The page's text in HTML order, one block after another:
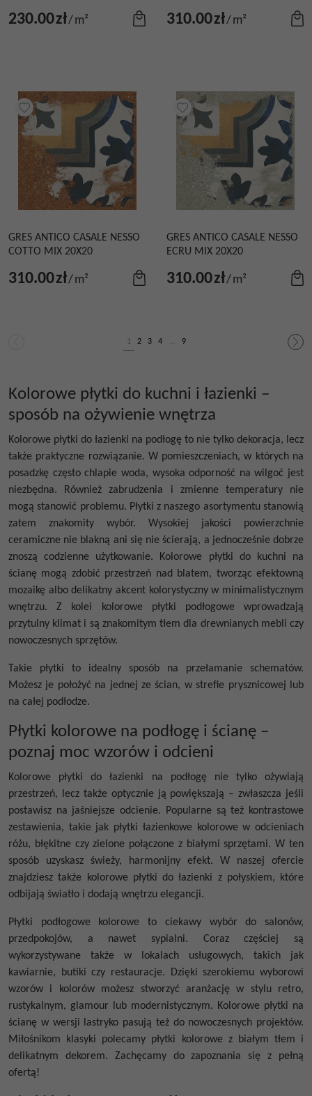
230.00zł/m² 310.00zł/m²
GRES ANTICO CASALE NESSO
COTTO MIX 20X20
310.00zł/m²
GRES ANTICO CASALE NESSO
ECRU MIX 20X20
310.00zł/m²
1 2 3 4 ... 9
Kolorowe płytki do kuchni i łazienki –
sposób na ożywienie wnętrza
Kolorowe płytki do łazienki na podłogę to nie tylko dekoracja, lecz
także praktyczne rozwiązanie. W pomieszczeniach, w których na
posadzkę często chlapie woda, wysoka odporność na wilgoć jest
niezbędna. Również zabrudzenia i zmienne temperatury nie
mogą stanowić problemu. Płytki z naszego asortymentu stanowią
zatem znakomity wybór. Wysokiej jakości powierzchnie
ceramiczne nie blakną ani się nie ścierają, a jednocześnie dobrze
znoszą codzienne użytkowanie. Kolorowe płytki do kuchni na
ścianę mogą zdobić przestrzeń nad blatem, tworząc efektowną
mozaikę albo delikatny akcent kolorystyczny w minimalistycznym
wnętrzu. Z kolei kolorowe płytki podłogowe wprowadzają
przytulny klimat i są znakomitym tłem dla drewnianych mebli czy
nowoczesnych sprzętów.
Takie płytki to idealny sposób na przełamanie schematów.
Możesz je położyć na jednej ze ścian, w strefie prysznicowej lub
na całej podłodze.
Płytki kolorowe na podłogę i ścianę –
poznaj moc wzorów i odcieni
Kolorowe płytki do łazienki na podłogę nie tylko ożywiają
przestrzeń, lecz także optycznie ją powiększają – zwłaszcza jeśli
postawisz na jaśniejsze odcienie. Popularne są też kontrastowe
zestawienia, takie jak płytki łazienkowe kolorowe w odcieniach
różu, błękitne czy zielone połączone z białymi sprzętami. W ten
sposób uzyskasz świeży, harmonijny efekt. W naszej ofercie
znajdziesz także kolorowe płytki do łazienki z połyskiem, które
odbijają światło i dodają wnętrzu elegancji.
Płytki podłogowe kolorowe to ciekawy wybór do salonów,
przedpokojów, a nawet sypialni. Coraz częściej są
wykorzystywane także w lokalach usługowych, takich jak
kawiarnie, butiki czy restauracje. Dzięki szerokiemu wyborowi
wzorów i kolorów możesz stworzyć aranżację w stylu retro,
rustykalnym, glamour lub modernistycznym. Kolorowe płytki na
ścianę w wersji lastryko pasują też do nowoczesnych projektów.
Miłośnikom klasyki polecamy płytki kolorowe z białym tłem i
delikatnym dekorem. Zachęcamy do zapoznania się z pełną
ofertą!